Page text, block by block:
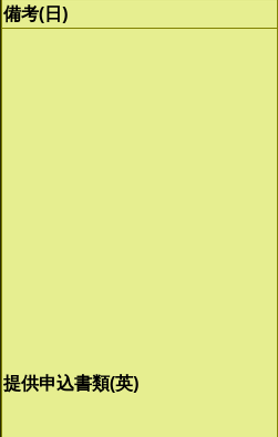
備考(日)
提供申込書類(英)